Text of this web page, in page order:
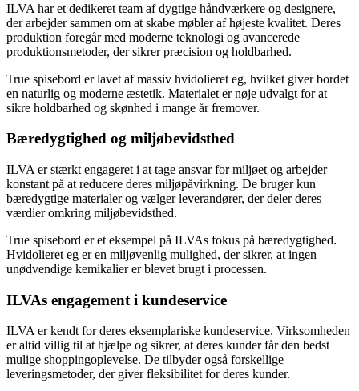
ILVA har et dedikeret team af dygtige håndværkere og designere,
der arbejder sammen om at skabe møbler af højeste kvalitet. Deres
produktion foregår med moderne teknologi og avancerede
produktionsmetoder, der sikrer præcision og holdbarhed.
True spisebord er lavet af massiv hvidolieret eg, hvilket giver bordet
en naturlig og moderne æstetik. Materialet er nøje udvalgt for at
sikre holdbarhed og skønhed i mange år fremover.
Bæredygtighed og miljøbevidsthed
ILVA er stærkt engageret i at tage ansvar for miljøet og arbejder
konstant på at reducere deres miljøpåvirkning. De bruger kun
bæredygtige materialer og vælger leverandører, der deler deres
værdier omkring miljøbevidsthed.
True spisebord er et eksempel på ILVAs fokus på bæredygtighed.
Hvidolieret eg er en miljøvenlig mulighed, der sikrer, at ingen
unødvendige kemikalier er blevet brugt i processen.
ILVAs engagement i kundeservice
ILVA er kendt for deres eksemplariske kundeservice. Virksomheden
er altid villig til at hjælpe og sikrer, at deres kunder får den bedst
mulige shoppingoplevelse. De tilbyder også forskellige
leveringsmetoder, der giver fleksibilitet for deres kunder.